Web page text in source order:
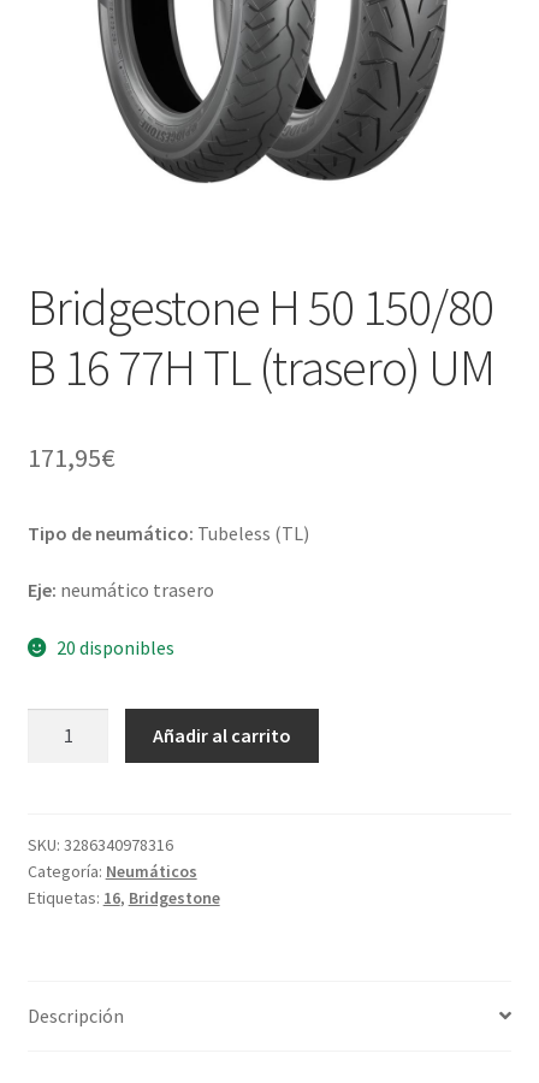
Bridgestone H 50 150/80
B 16 77H TL (trasero) UM
171,95€
Tipo de neumático: Tubeless (TL)
Eje: neumático trasero
20 disponibles
B
16
77H
cantidad
Añadir al carrito
SKU: 3286340978316
Categoría: Neumáticos
Etiquetas: 16, Bridgestone
Descripción